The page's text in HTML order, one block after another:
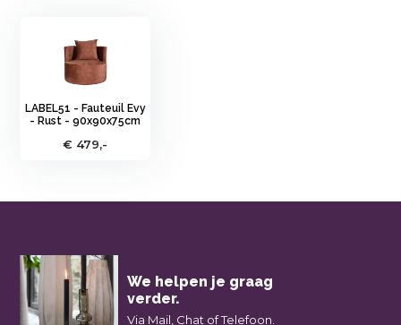
LABEL51 - Fauteuil Evy
- Rust - 90x90x75cm
€ 479,-
We helpen je graag
verder.
Via Mail, Chat of Telefoon.